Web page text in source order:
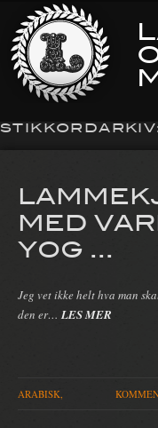
MED
YOG ...
Jeg vet ikke helt hva man
den er… LES MER
ARABISK,